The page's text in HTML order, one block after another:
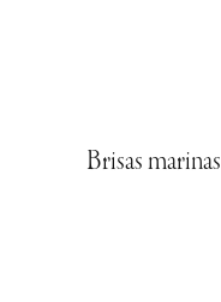
Brisas marinas